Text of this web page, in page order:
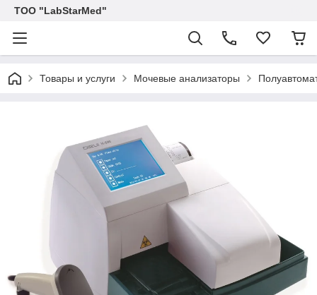
ТОО "LabStarMed"
Товары и услуги Мочевые анализаторы